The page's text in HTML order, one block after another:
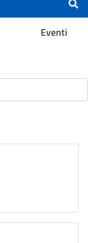
Eventi
-